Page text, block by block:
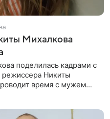
Михалкова
поделилась кадрами с
режиссера Никиты
время с мужем